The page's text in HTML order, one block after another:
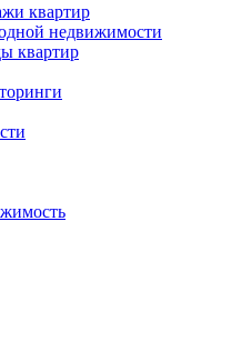
квартир
недвижимости
квартир